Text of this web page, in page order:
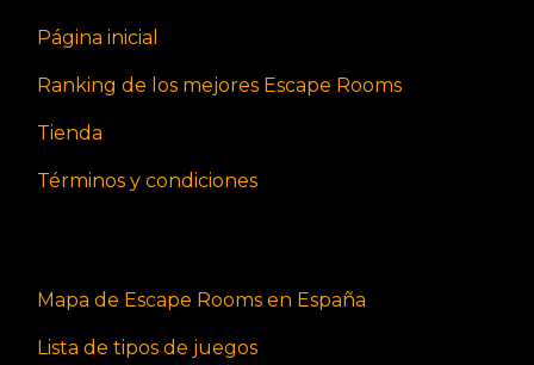
Página inicial
Ranking de los mejores Escape Rooms
Tienda
Términos y condiciones
Mapa de Escape Rooms en España
Lista de tipos de juegos